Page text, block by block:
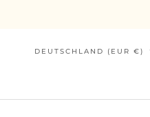
Land/Region
DEUTSCHLAND (EUR €)